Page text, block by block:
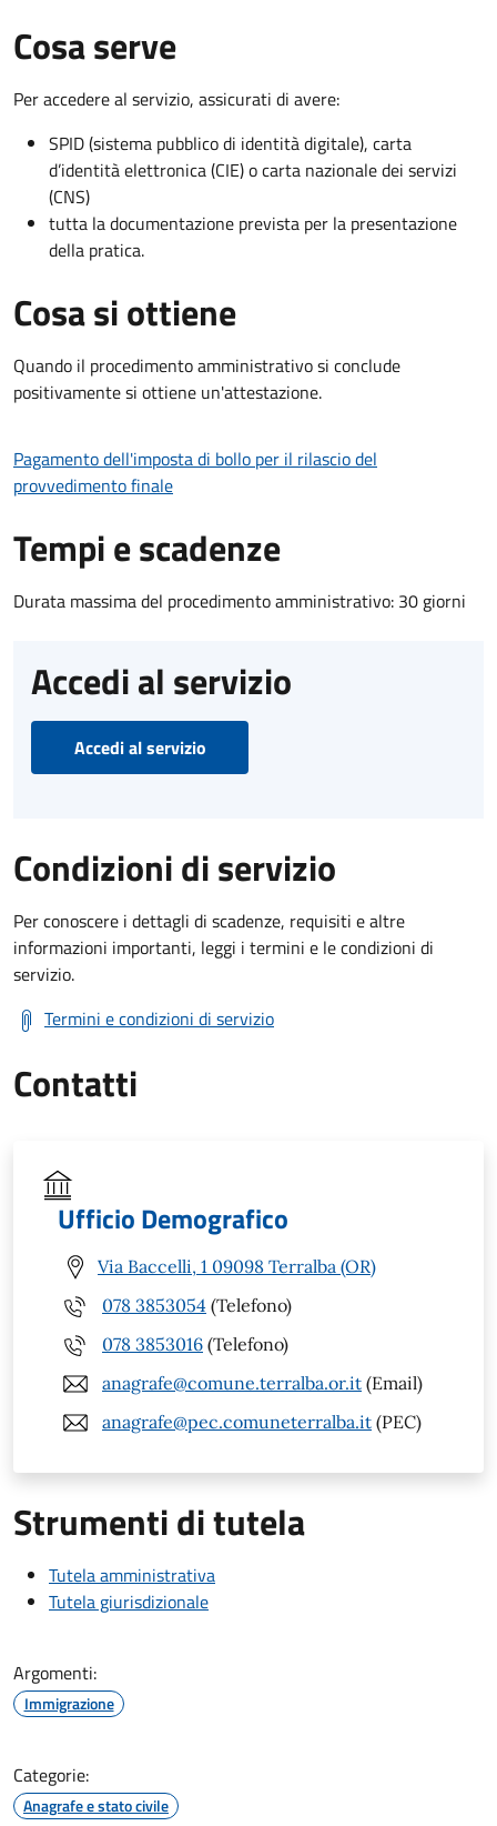
Cosa serve
Per accedere al servizio, assicurati di avere:
SPID (sistema pubblico di identità digitale), carta
d’identità elettronica (CIE) o carta nazionale dei servizi
(CNS)
tutta la documentazione prevista per la presentazione
della pratica.
Cosa si ottiene
Quando il procedimento amministrativo si conclude
positivamente si ottiene un'attestazione.
Pagamento dell'imposta di bollo per il rilascio del
provvedimento finale
Tempi e scadenze
Durata massima del procedimento amministrativo: 30 giorni
Accedi al servizio
Accedi al servizio
Condizioni di servizio
Per conoscere i dettagli di scadenze, requisiti e altre
informazioni importanti, leggi i termini e le condizioni di
servizio.
Termini e condizioni di servizio
Contatti
Ufficio Demografico
Via Baccelli, 1 09098 Terralba (OR)
078 3853054 (Telefono)
078 3853016 (Telefono)
anagrafe@comune.terralba.or.it (Email)
anagrafe@pec.comuneterralba.it (PEC)
Strumenti di tutela
Tutela amministrativa
Tutela giurisdizionale
Argomenti:
Immigrazione
Categorie:
Anagrafe e stato civile